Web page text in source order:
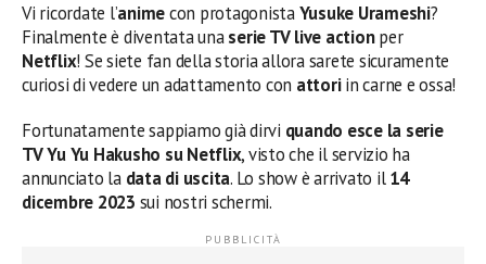
Vi ricordate l’animecon protagonistaYusuke Urameshi?
Finalmente è diventata unaserie TV live actionper
Netflix! Se siete fan della storia allora sarete sicuramente
curiosi di vedere un adattamento con attoriin carne e ossa!
Fortunatamente sappiamo già dirvi quando esce la serie
TV Yu Yu Hakusho su Netflix, visto che il servizio ha
annunciato la data di uscita. Lo show è arrivato il14
dicembre 2023 sui nostri schermi.